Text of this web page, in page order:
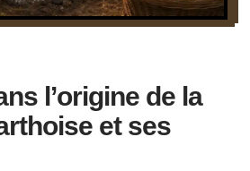
l’origine de la
et ses